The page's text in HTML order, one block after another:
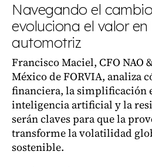
Navegando el
evoluciona el valor
automotriz
Francisco Maciel, CFO NAO
México de FORVIA, analiza
financiera, la simplificación
inteligencia artificial y la
serán claves para que la
transforme la volatilidad
sostenible.